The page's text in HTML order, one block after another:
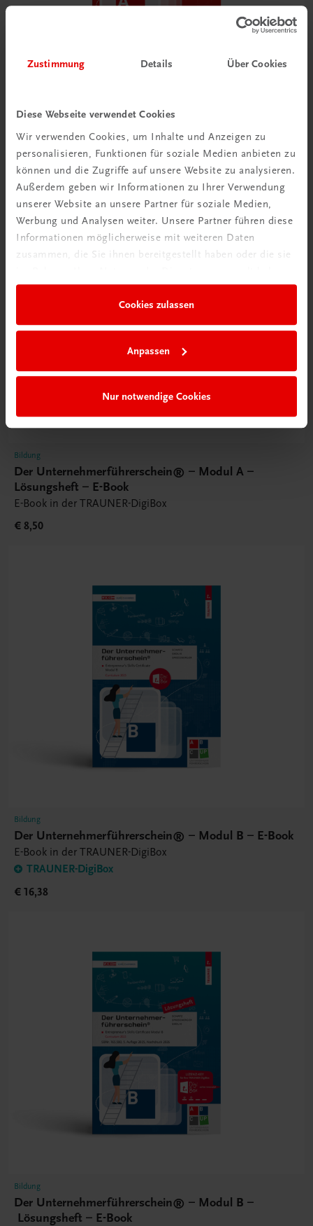
Zustimmung Details Über Cookies
Diese Webseite verwendet Cookies
Wir verwenden Cookies, um Inhalte und Anzeigen zu
personalisieren, Funktionen für soziale Medien anbieten zu
können und die Zugriffe auf unsere Website zu analysieren.
Außerdem geben wir Informationen zu Ihrer Verwendung
unserer Website an unsere Partner für soziale Medien,
Werbung und Analysen weiter. Unsere Partner führen diese
Informationen möglicherweise mit weiteren Daten
zusammen, die Sie ihnen bereitgestellt haben oder die sie
Cookies zulassen
Anpassen
Nur notwendige Cookies
E-Book in der TRAUNER-DigiBox
TRAUNER-DigiBox
€ 15,47
Bildung
Der Unternehmerführerschein® – Modul A –
Lösungsheft – E-Book
E-Book in der TRAUNER-DigiBox
€ 8,50
Bildung
Der Unternehmerführerschein® – Modul B – E-Book
E-Book in der TRAUNER-DigiBox
TRAUNER-DigiBox
€ 16,38
Bildung
Der Unternehmerführerschein® – Modul B –
Lösungsheft – E-Book